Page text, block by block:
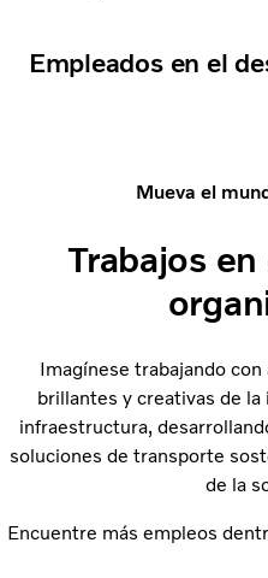
Empleados en el
Mueva el
Trabajos
Imagínese trabajando
brillantes y creativas de
infraestructura,
soluciones de transporte
de la
Encuentre más empleos